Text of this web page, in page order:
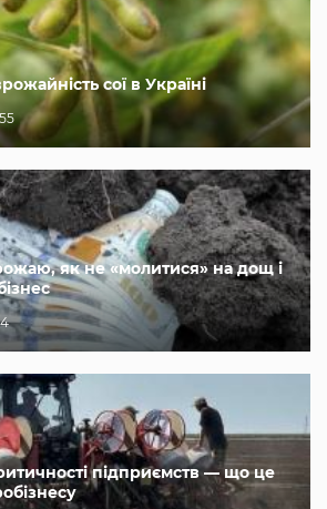
сої в Україні
як не «молитися» на дощ і
підприємств — що це